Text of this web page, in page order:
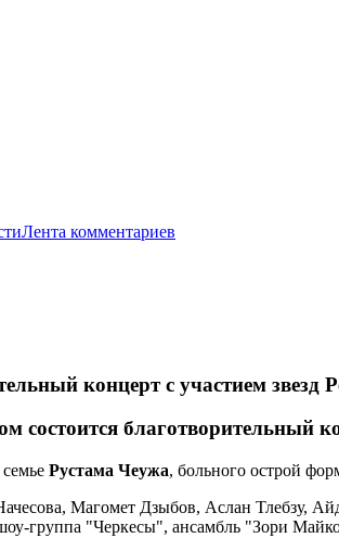
Лента комментариев
концерт с участием звезд
состоится благотворительный
Рустама Чеужа, больного острой
Магомет Дзыбов, Аслан
группа "Черкесы", ансамбль "Зори